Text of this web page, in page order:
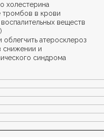
холестерина
тромбов в крови
веществ
облегчить атеросклероз
снижении и
синдрома